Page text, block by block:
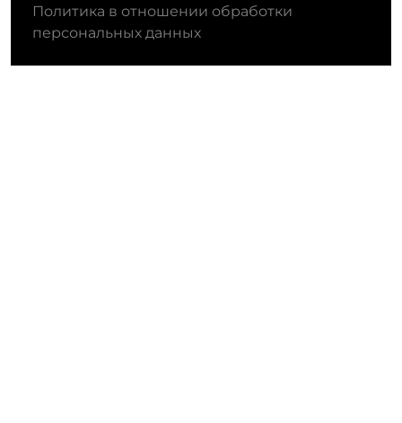
Политика в отношении обработки
персональных данных